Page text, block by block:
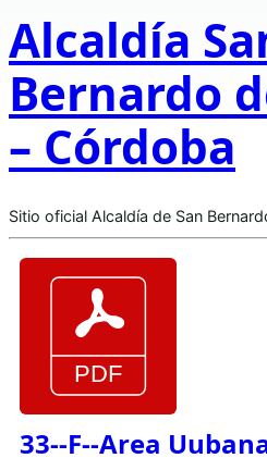
Alcaldía
Bernardo
– Córdoba
Sitio oficial Alcaldía de San
33--F--Area